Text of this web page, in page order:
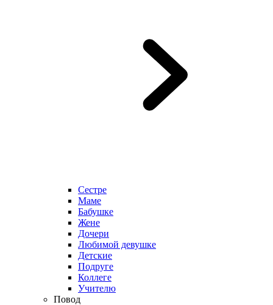
Сестре
Маме
Бабушке
Жене
Дочери
Любимой девушке
Детские
Подруге
Коллеге
Учителю
Повод